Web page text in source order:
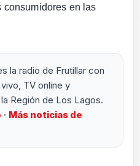
en las
la radio de Frutillar con
TV online y
Región de Los Lagos.
· Más noticias de